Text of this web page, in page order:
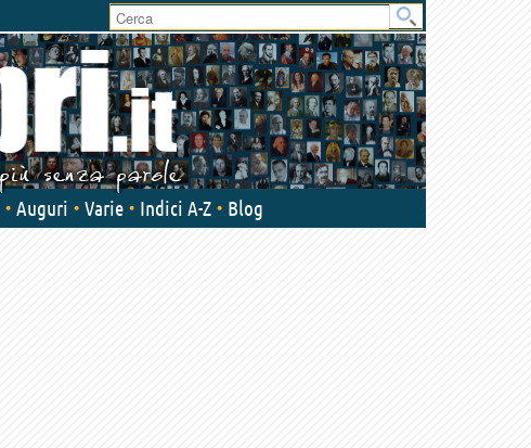
Auguri Varie Indici A-Z Blog